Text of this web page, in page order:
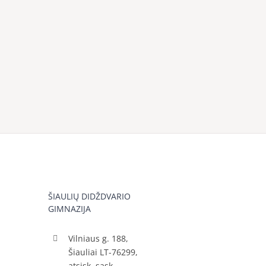
ŠIAULIŲ DIDŽDVARIO
GIMNAZIJA
Vilniaus g. 188,
Šiauliai LT-76299,